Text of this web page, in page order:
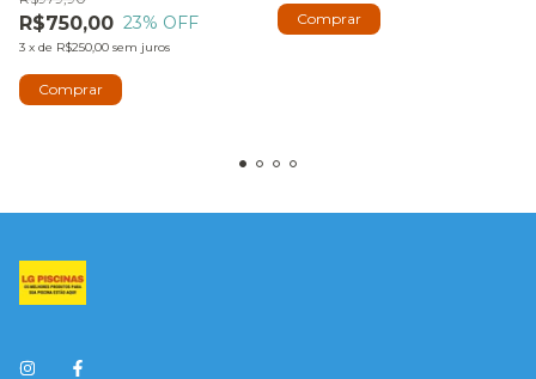
R$750,00 23% OFF
3 x de R$250,00 sem juros